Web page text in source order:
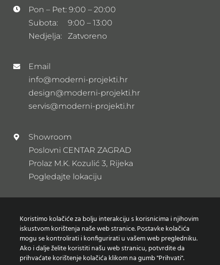
Pon – Pet: 9:00 – 20:00
Subota: 9:00 – 13:00
Nedjelja: Zatvoreno
Email
info@moderni-projekti.hr
design@moderni-projekti.hr
servis@moderni-projekti.hr
Showroom
Poslovni CENTAR ZAGRAD
Prolaz M.K. Kozulić 3, Rijeka
Pogledajte lokaciju
Prijavi se na naš newsletter
Koristimo kolačiće za bolju interakciju s korisnicima i njihovim
iskustvom korištenja naše web stranice. Postavke kolačića
mogu se kontrolirati i konfigurirati u vašem web pregledniku.
Ako i dalje želite koristiti našu web stranicu, potvrdite da
prihvaćate korištenje kolačića klikom na gumb "Prihvati".